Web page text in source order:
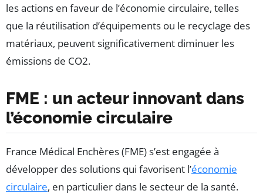
les actions en faveur de l’économie circulaire, telles
que la réutilisation d’équipements ou le recyclage des
matériaux, peuvent significativement diminuer les
émissions de CO2.
FME : un acteur innovant dans
l’économie circulaire
France Médical Enchères (FME) s’est engagée à
développer des solutions qui favorisent l’économie
circulaire, en particulier dans le secteur de la santé.